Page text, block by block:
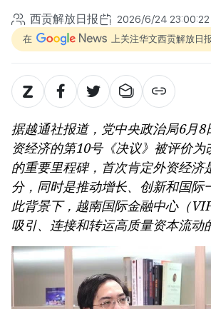
西贡解放日报 2026/6/24 23:00:22
在 上关注华文西贡解放日
据越通社报道，党中央政治局6月8
资经济的第10号《决议》被评价
的重要里程碑，首次肯定外资经济
分，同时是推动增长、创新和国际
此背景下，越南国际金融中心（
吸引、连接和转运高质量资本流动